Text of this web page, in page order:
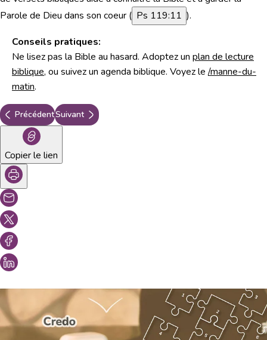
Parole de Dieu dans son coeur ( Ps 119:11 ).
Conseils pratiques:
Ne lisez pas la Bible au hasard. Adoptez un plan de lecture
biblique, ou suivez un agenda biblique. Voyez le/manne-du-
matin.
PrécédentSuivant
Copier le lien